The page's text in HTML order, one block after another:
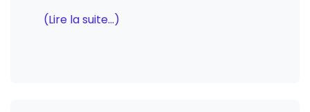
(Lire la suite...)